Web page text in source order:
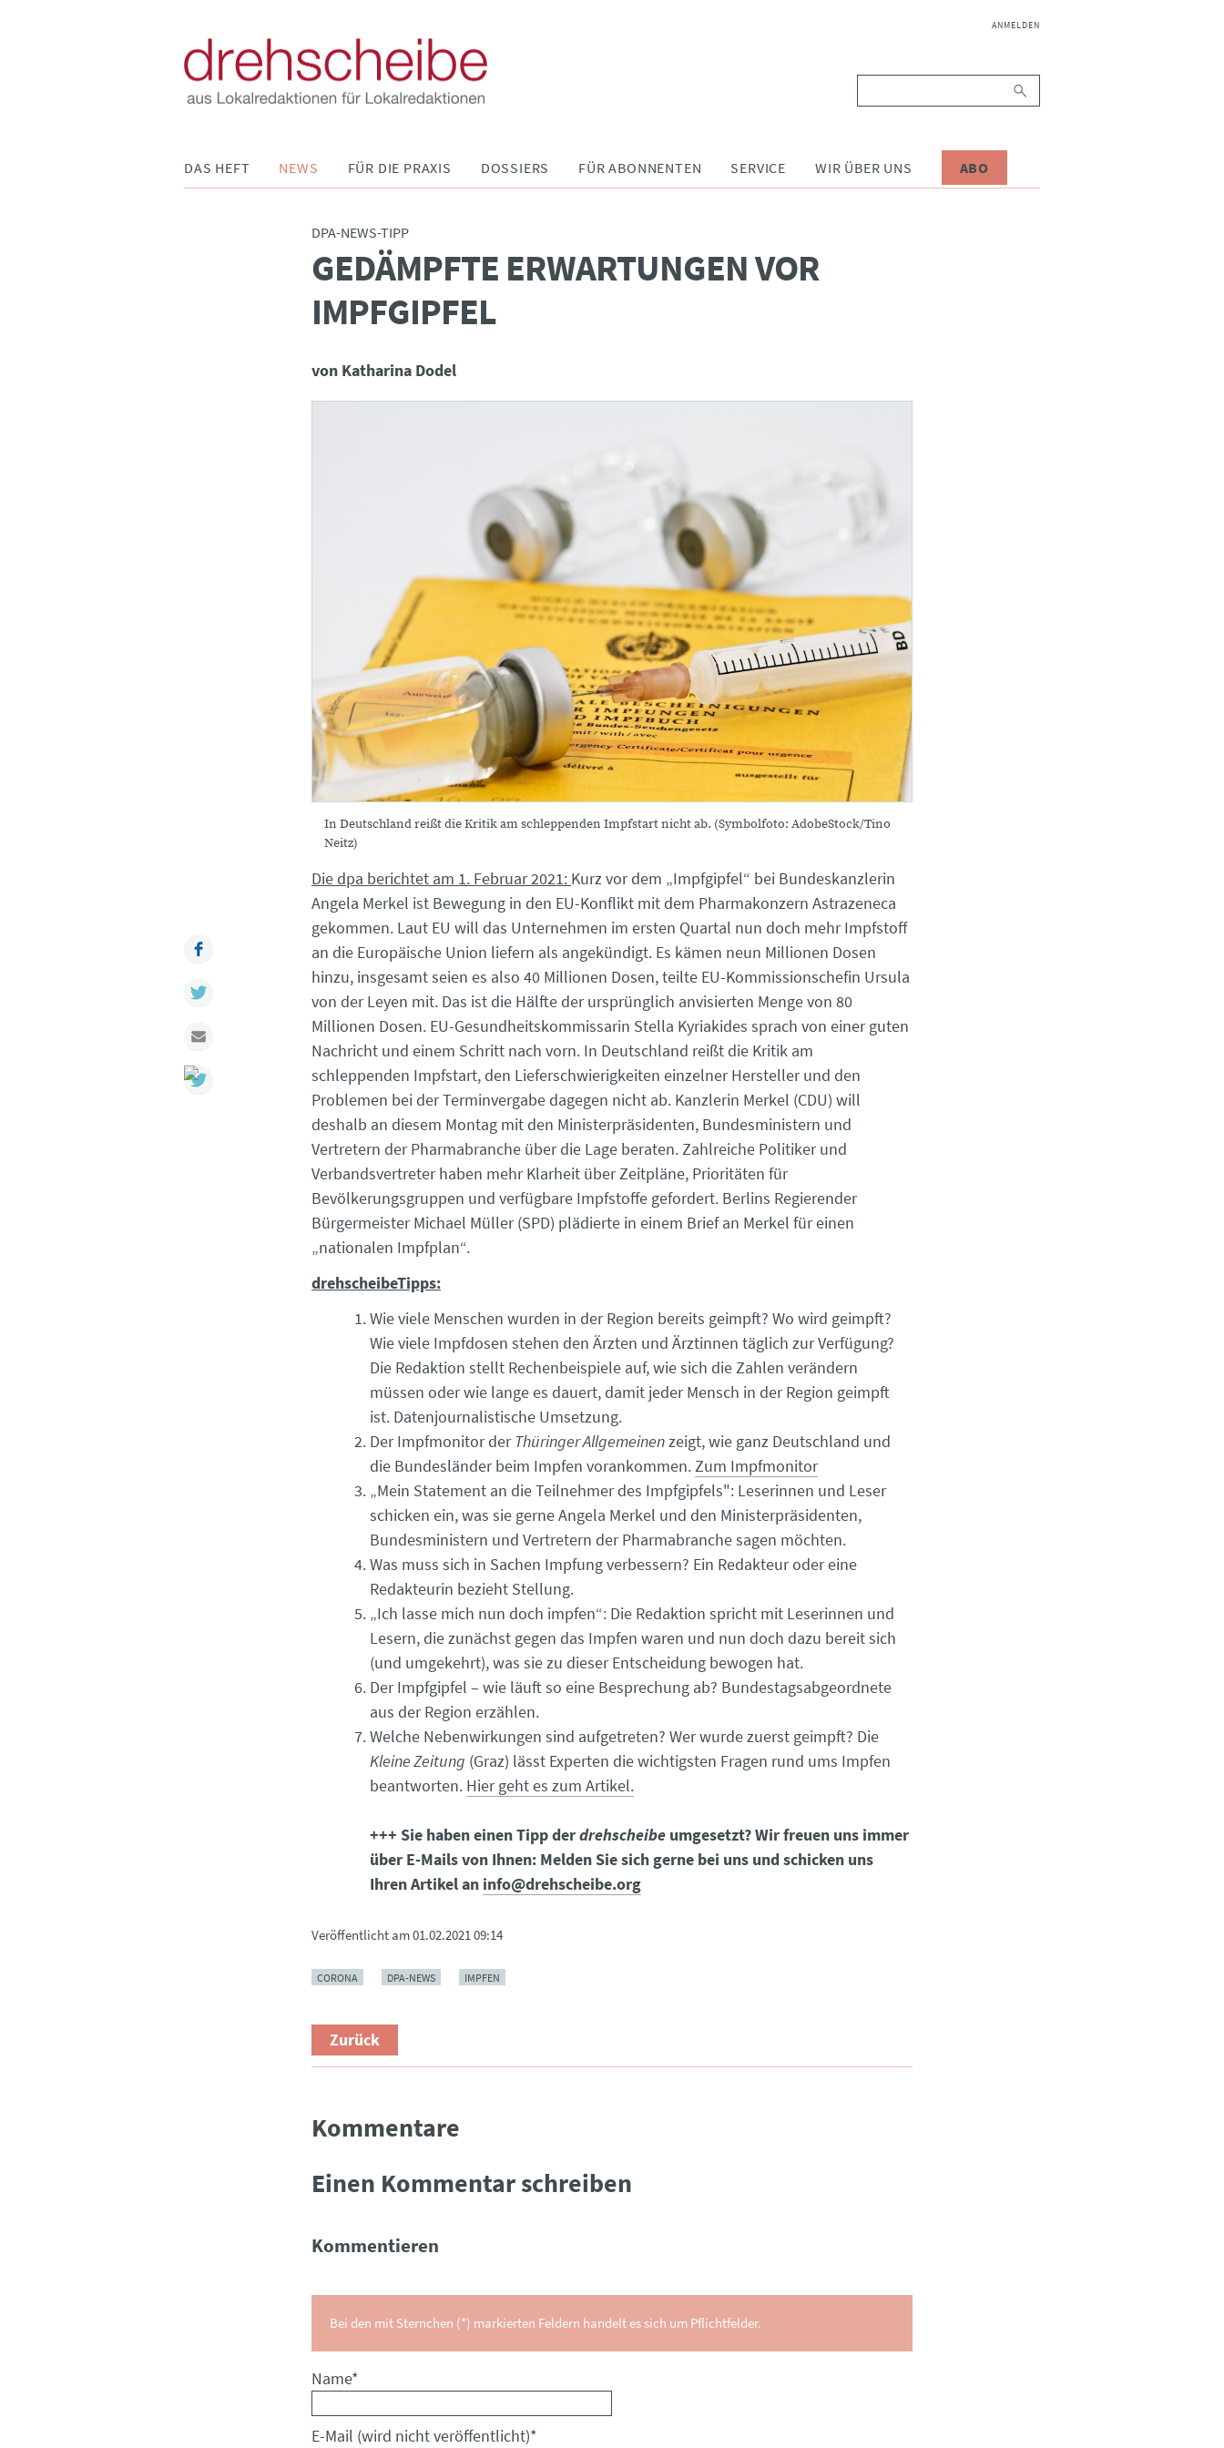
NAVIGATION
ANMELDEN
DAS HEFT NEWS FÜR DIE PRAXIS DOSSIERS FÜR ABONNENTEN SERVICE WIR ÜBER UNS ABO
DPA-NEWS-TIPP
GEDÄMPFTE ERWARTUNGEN VOR
IMPFGIPFEL
von Katharina Dodel
In Deutschland reißt die Kritik am schleppenden Impfstart nicht ab. (Symbolfoto: AdobeStock/Tino
Neitz)
Die dpa berichtet am 1. Februar 2021: Kurz vor dem „Impfgipfel“ bei Bundeskanzlerin
Angela Merkel ist Bewegung in den EU-Konflikt mit dem Pharmakonzern Astrazeneca
gekommen. Laut EU will das Unternehmen im ersten Quartal nun doch mehr Impfstoff
an die Europäische Union liefern als angekündigt. Es kämen neun Millionen Dosen
hinzu, insgesamt seien es also 40 Millionen Dosen, teilte EU-Kommissionschefin Ursula
von der Leyen mit. Das ist die Hälfte der ursprünglich anvisierten Menge von 80
Millionen Dosen. EU-Gesundheitskommissarin Stella Kyriakides sprach von einer guten
Nachricht und einem Schritt nach vorn. In Deutschland reißt die Kritik am
schleppenden Impfstart, den Lieferschwierigkeiten einzelner Hersteller und den
Problemen bei der Terminvergabe dagegen nicht ab. Kanzlerin Merkel (CDU) will
deshalb an diesem Montag mit den Ministerpräsidenten, Bundesministern und
Vertretern der Pharmabranche über die Lage beraten. Zahlreiche Politiker und
Verbandsvertreter haben mehr Klarheit über Zeitpläne, Prioritäten für
Bevölkerungsgruppen und verfügbare Impfstoffe gefordert. Berlins Regierender
Bürgermeister Michael Müller (SPD) plädierte in einem Brief an Merkel für einen
„nationalen Impfplan“.
drehscheibeTipps:
Wie viele Menschen wurden in der Region bereits geimpft? Wo wird geimpft?
Wie viele Impfdosen stehen den Ärzten und Ärztinnen täglich zur Verfügung?
Die Redaktion stellt Rechenbeispiele auf, wie sich die Zahlen verändern
müssen oder wie lange es dauert, damit jeder Mensch in der Region geimpft
ist. Datenjournalistische Umsetzung.
Der Impfmonitor derThüringer Allgemeinenzeigt, wie ganz Deutschland und
die Bundesländer beim Impfen vorankommen. Zum Impfmonitor
„Mein Statement an die Teilnehmer des Impfgipfels": Leserinnen und Leser
schicken ein, was sie gerne Angela Merkel und den Ministerpräsidenten,
Bundesministern und Vertretern der Pharmabranche sagen möchten.
Was muss sich in Sachen Impfung verbessern? Ein Redakteur oder eine
Redakteurin bezieht Stellung.
„Ich lasse mich nun doch impfen“: Die Redaktion spricht mit Leserinnen und
Lesern, die zunächst gegen das Impfen waren und nun doch dazu bereit sich
(und umgekehrt), was sie zu dieser Entscheidung bewogen hat.
Der Impfgipfel – wie läuft so eine Besprechung ab? Bundestagsabgeordnete
aus der Region erzählen.
Welche Nebenwirkungen sind aufgetreten? Wer wurde zuerst geimpft? Die
Kleine Zeitung (Graz) lässt Experten die wichtigsten Fragen rund ums Impfen
beantworten. Hier geht es zum Artikel.
+++ Sie haben einen Tipp derdrehscheibe umgesetzt? Wir freuen uns immer
über E-Mails von Ihnen: Melden Sie sich gerne bei uns und schicken uns
Ihren Artikel an info@drehscheibe.org
Veröffentlicht am01.02.2021 09:14
CORONA DPA-NEWS IMPFEN
Zurück
Kommentare
Einen Kommentar schreiben
Kommentieren
Bei den mit Sternchen (*) markierten Feldern handelt es sich um Pflichtfelder.
Pflichtfeld
Name*
Pflichtfeld
E-Mail (wird nicht veröffentlicht)*